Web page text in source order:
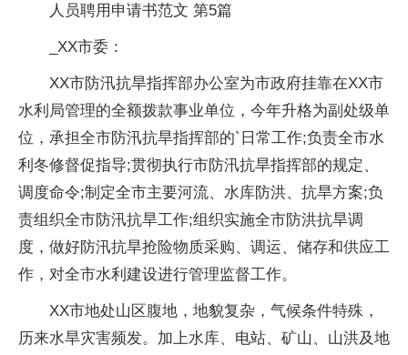
人员聘用申请书范文 第5篇
_XX市委：
XX市防汛抗旱指挥部办公室为市政府挂靠在XX市
水利局管理的全额拨款事业单位，今年升格为副处级单
位，承担全市防汛抗旱指挥部的`日常工作;负责全市水
利冬修督促指导;贯彻执行市防汛抗旱指挥部的规定、
调度命令;制定全市主要河流、水库防洪、抗旱方案;负
责组织全市防汛抗旱工作;组织实施全市防洪抗旱调
度，做好防汛抗旱抢险物质采购、调运、储存和供应工
作，对全市水利建设进行管理监督工作。
XX市地处山区腹地，地貌复杂，气候条件特殊，
历来水旱灾害频发。加上水库、电站、矿山、山洪及地